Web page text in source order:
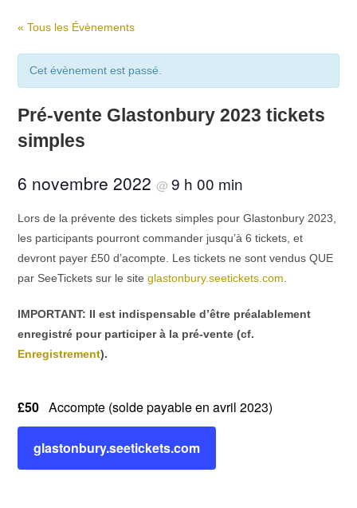
« Tous les Évènements
Cet évènement est passé.
Pré-vente Glastonbury 2023 tickets
simples
6 novembre 2022@9 h 00 min
Lors de la prévente des tickets simples pour Glastonbury 2023,
les participants pourront commander jusqu’à 6 tickets, et
devront payer £50 d’acompte. Les tickets ne sont vendus QUE
par SeeTickets sur le siteglastonbury.seetickets.com
IMPORTANT: Il est indispensable d’être préalablement
enregistré pour participer à la pré-vente (cf.
Enregistrement).
£50 Accompte (solde payable en avril 2023)
glastonbury.seetickets.com